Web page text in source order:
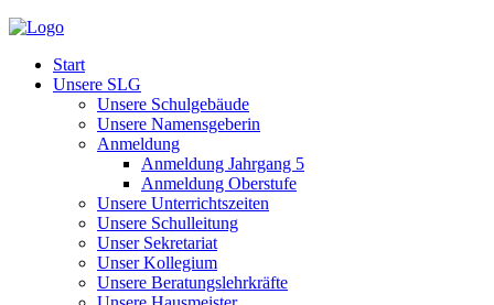
Start
Unsere SLG
Unsere Schulgebäude
Unsere Namensgeberin
Anmeldung
Anmeldung Jahrgang 5
Anmeldung Oberstufe
Unsere Unterrichtszeiten
Unsere Schulleitung
Unser Sekretariat
Unser Kollegium
Unsere Beratungslehrkräfte